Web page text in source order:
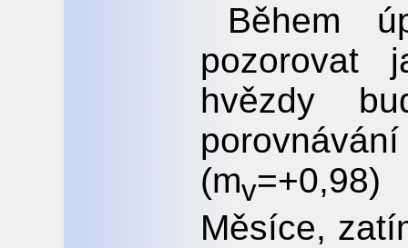
Během
pozorovat
hvězdy
(mv
Měsíce,